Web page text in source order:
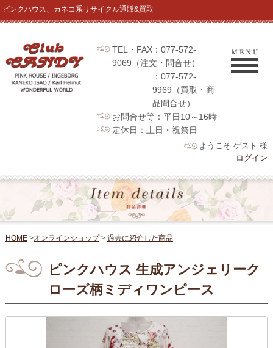
ピンクハウス、カネコ系リサイクル通販&買取
TEL・FAX：077-572-
9069（注文・問合せ）
：077-572-
9969（買取・商
品問合せ）
お問合せ等：平日10～16時
定休日：土日・祝祭日
ようこそ ゲスト 様
ログイン
HOME>オンラインショップ> 過去に紹介した商品
ピンクハウス 生成アンジェリーク
ローズ柄ミディワンピース